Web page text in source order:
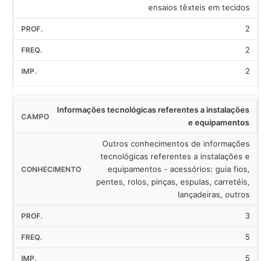
ensaios têxteis em tecidos
2
2
2
Informações tecnológicas referentes a instalações
e equipamentos
Outros conhecimentos de informações
tecnológicas referentes a instalações e
equipamentos - acessórios: guia fios,
pentes, rolos, pinças, espulas, carretéis,
lançadeiras, outros
3
5
5